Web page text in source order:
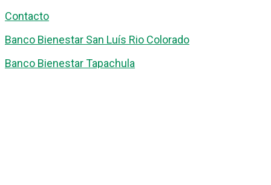
Contacto
Banco Bienestar San Luís Rio Colorado
Banco Bienestar Tapachula